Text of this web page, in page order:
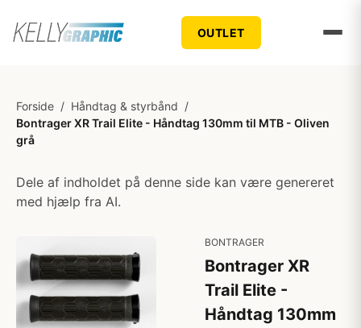
OUTLET
Forside / Håndtag & styrbånd /
Bontrager XR Trail Elite - Håndtag 130mm til MTB - Oliven
grå
Dele af indholdet på denne side kan være genereret
med hjælp fra AI.
BONTRAGER
Bontrager XR
Trail Elite -
Håndtag 130mm